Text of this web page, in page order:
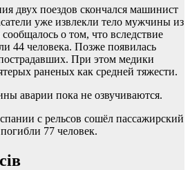
двух поездов скончался машинист
уже извлекли тело мужчины из
о том, что вследствие
44 человека. Позже появилась
При этом медики
раненых как средней тяжести.
аварии пока не озвучиваются.
с рельсов сошёл пассажирский
погибли 77 человек.